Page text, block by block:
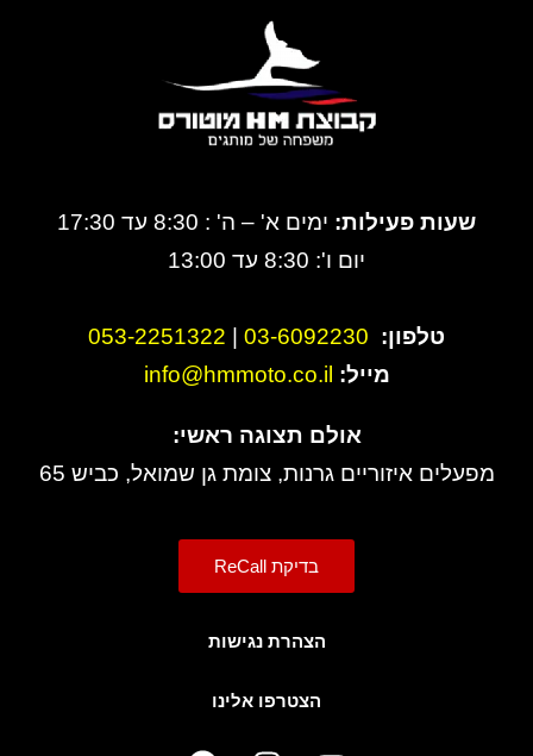
שעות פעילות: ימים א' – ה' : 8:30 עד 17:30
יום ו': 8:30 עד 13:00
טלפון: 03-6092230
|
053-2251322
מייל: info@hmmoto.co.il
אולם תצוגה ראשי:
מפעלים איזוריים גרנות, צומת גן שמואל, כביש 65
בדיקת ReCall
הצהרת נגישות
הצטרפו אלינו
Y
I
F